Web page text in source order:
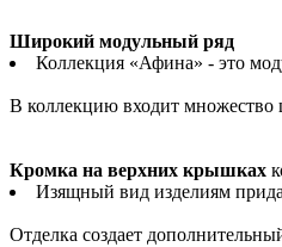
Широкий модульный ряд
Коллекция «Афина» - это
В коллекцию входит множество
Кромка на верхних крышках
Изящный вид изделиям
Отделка создает